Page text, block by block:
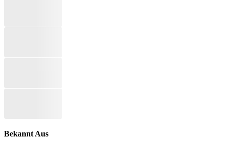
Bekannt Aus